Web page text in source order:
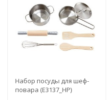
Набор посуды для шеф-
повара (E3137_HP)